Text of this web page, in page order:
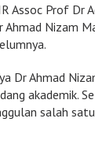
Assoc Prof Dr
Ahmad Nizam
Dr Ahmad
akademik.
salah